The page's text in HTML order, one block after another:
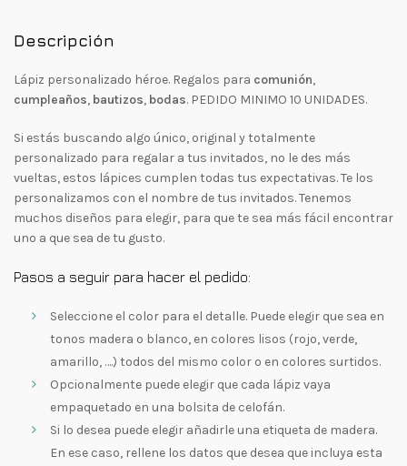
Descripción
Lápiz personalizado héroe. Regalos para comunión,
cumpleaños, bautizos, bodas. PEDIDO MINIMO 10 UNIDADES.
Si estás buscando algo único, original y totalmente
personalizado para regalar a tus invitados, no le des más
vueltas, estos lápices cumplen todas tus expectativas. Te los
personalizamos con el nombre de tus invitados. Tenemos
muchos diseños para elegir, para que te sea más fácil encontrar
uno a que sea de tu gusto.
Pasos a seguir para hacer el pedido:
Seleccione el color para el detalle. Puede elegir que sea en
tonos madera o blanco, en colores lisos (rojo, verde,
amarillo, ….) todos del mismo color o en colores surtidos.
Opcionalmente puede elegir que cada lápiz vaya
empaquetado en una bolsita de celofán.
Si lo desea puede elegir añadirle una etiqueta de madera.
En ese caso, rellene los datos que desea que incluya esta